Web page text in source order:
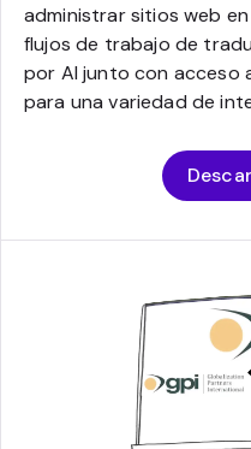
administrar sitios web
flujos de trabajo de
por AI junto con acceso
para una variedad de